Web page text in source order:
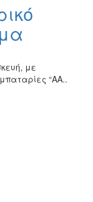
με
“AA..